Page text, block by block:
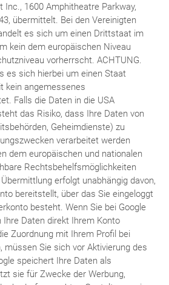
Inc., 1600 Amphitheatre Parkway,
übermittelt. Bei den Vereinigten
es sich um einen Drittstaat im
kein dem europäischen Niveau
vorherrscht. ACHTUNG.
es sich hierbei um einen Staat
kein angemessenes
Falls die Daten in die USA
das Risiko, dass Ihre Daten von
Geheimdienste) zu
verarbeitet werden
dem europäischen und nationalen
Rechtsbehelfsmöglichkeiten
erfolgt unabhängig davon,
bereitstellt, über das Sie eingeloggt
besteht. Wenn Sie bei Google
Ihre Daten direkt Ihrem Konto
Zuordnung mit Ihrem Profil bei
müssen Sie sich vor Aktivierung des
speichert Ihre Daten als
sie für Zwecke der Werbung,